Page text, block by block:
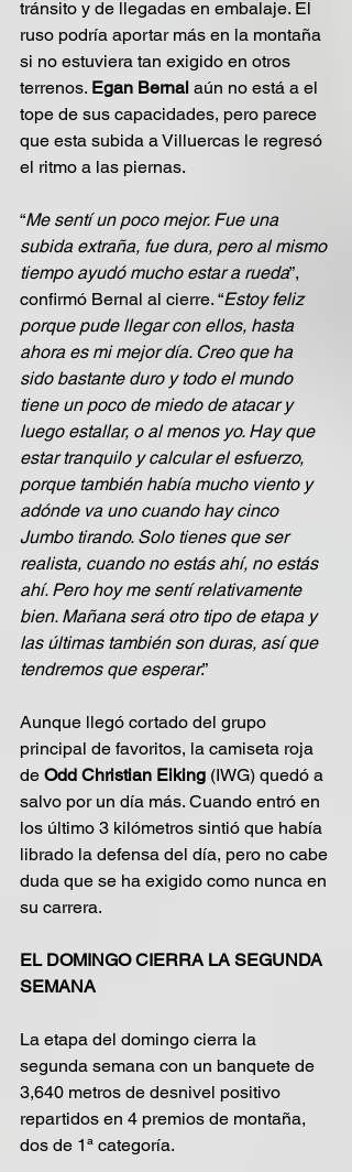
tránsito y de llegadas en embalaje. El
ruso podría aportar más en la montaña
si no estuviera tan exigido en otros
terrenos. Egan Bernal aún no está a el
tope de sus capacidades, pero parece
que esta subida a Villuercas le regresó
el ritmo a las piernas.
“Me sentí un poco mejor. Fue una
subida extraña, fue dura, pero al mismo
tiempo ayudó mucho estar a rueda”,
confirmó Bernal al cierre. “Estoy feliz
porque pude llegar con ellos, hasta
ahora es mi mejor día. Creo que ha
sido bastante duro y todo el mundo
tiene un poco de miedo de atacar y
luego estallar, o al menos yo. Hay que
estar tranquilo y calcular el esfuerzo,
porque también había mucho viento y
adónde va uno cuando hay cinco
Jumbo tirando. Solo tienes que ser
realista, cuando no estás ahí, no estás
ahí. Pero hoy me sentí relativamente
bien. Mañana será otro tipo de etapa y
las últimas también son duras, así que
tendremos que esperar.”
Aunque llegó cortado del grupo
principal de favoritos, la camiseta roja
de Odd Christian Eiking (IWG) quedó a
salvo por un día más. Cuando entró en
los último 3 kilómetros sintió que había
librado la defensa del día, pero no cabe
duda que se ha exigido como nunca en
su carrera.
EL DOMINGO CIERRA LA SEGUNDA
SEMANA
La etapa del domingo cierra la
segunda semana con un banquete de
3,640 metros de desnivel positivo
repartidos en 4 premios de montaña,
dos de 1ª categoría.